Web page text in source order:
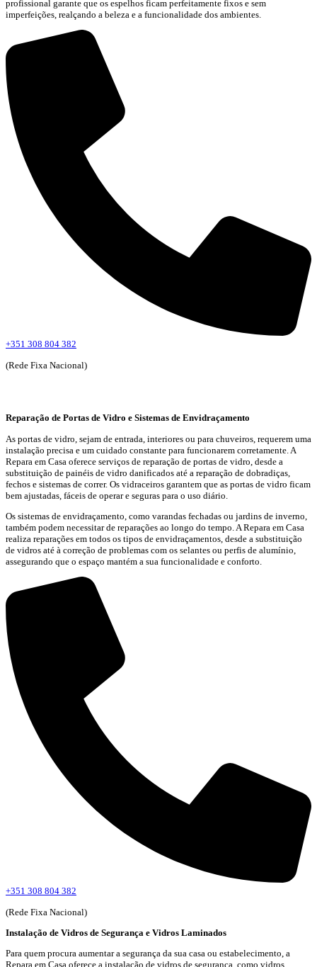
profissional garante que os espelhos ficam perfeitamente fixos e sem
imperfeições, realçando a beleza e a funcionalidade dos ambientes.
+351 308 804 382
(Rede Fixa Nacional)
Reparação de Portas de Vidro e Sistemas de Envidraçamento
As portas de vidro, sejam de entrada, interiores ou para chuveiros, requerem uma
instalação precisa e um cuidado constante para funcionarem corretamente. A
Repara em Casa oferece serviços de reparação de portas de vidro, desde a
substituição de painéis de vidro danificados até a reparação de dobradiças,
fechos e sistemas de correr. Os vidraceiros garantem que as portas de vidro ficam
bem ajustadas, fáceis de operar e seguras para o uso diário.
Os sistemas de envidraçamento, como varandas fechadas ou jardins de inverno,
também podem necessitar de reparações ao longo do tempo. A Repara em Casa
realiza reparações em todos os tipos de envidraçamentos, desde a substituição
de vidros até à correção de problemas com os selantes ou perfis de alumínio,
assegurando que o espaço mantém a sua funcionalidade e conforto.
+351 308 804 382
(Rede Fixa Nacional)
Instalação de Vidros de Segurança e Vidros Laminados
Para quem procura aumentar a segurança da sua casa ou estabelecimento, a
Repara em Casa oferece a instalação de vidros de segurança, como vidros